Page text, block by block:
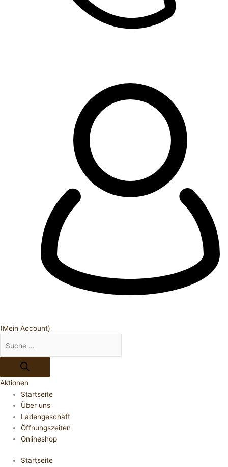
(Mein Account)
Aktionen
Startseite
Über uns
Ladengeschäft
Öffnungszeiten
Onlineshop
Startseite